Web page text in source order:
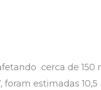
cerca de 150
estimadas